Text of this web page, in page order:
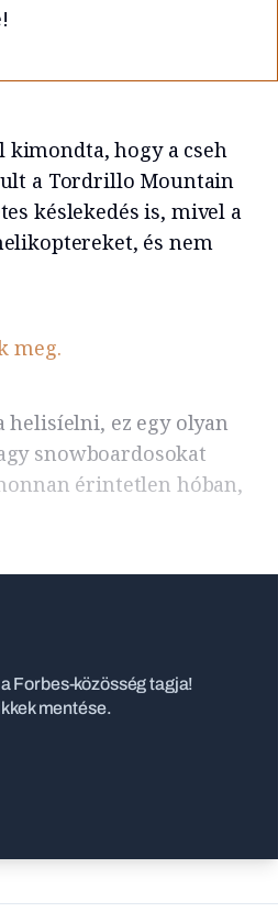
kimondta, hogy a cseh
a Tordrillo Mountain
késlekedés is, mivel a
és nem
meg.
helisíelni, ez egy olyan
snowboardosokat
érintetlen hóban,
Forbes-közösség tagja!
mentése.